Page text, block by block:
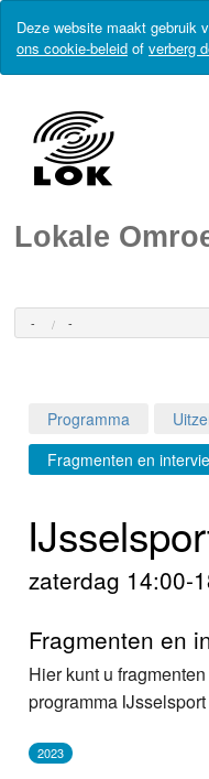
Deze website maakt gebruik
ons cookie-beleid of verberg
Lokale
- -
Login
Programma's
Foto's
Video
Webcam
Programma
Fragmenten en
zaterdag 14:00-
Fragmenten en
Hier kunt u
programma
2023